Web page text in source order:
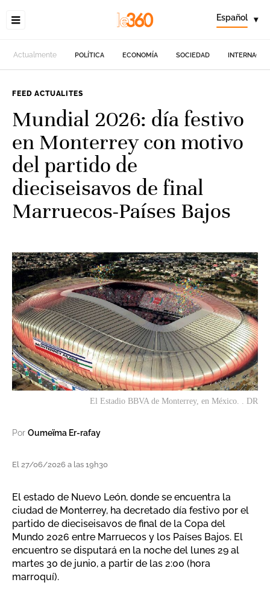
Español ▾
Actualmente POLÍTICA ECONOMÍA SOCIEDAD
FEED ACTUALITES
Mundial 2026: día festivo
en Monterrey con motivo
del partido de
dieciseisavos de final
Marruecos-Países Bajos
El Estadio BBVA de Monterrey, en México. . DR
Por Oumeïma Er-rafay
El 27/06/2026 a las 19h30
El estado de Nuevo León, donde se encuentra la
ciudad de Monterrey, ha decretado día festivo por el
partido de dieciseisavos de final de la Copa del
Mundo 2026 entre Marruecos y los Países Bajos. El
encuentro se disputará en la noche del lunes 29 al
martes 30 de junio, a partir de las 2:00 (hora
marroquí).